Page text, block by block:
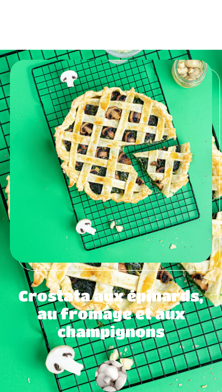
Crostata aux épinards,
au fromage et aux
champignons